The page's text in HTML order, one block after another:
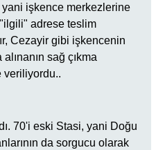
işkence merkezlerine
adrese teslim
Cezayir gibi işkencenin
sağ çıkma
veriliyordu..
70'i eski Stasi, yani Doğu
da sorgucu olarak